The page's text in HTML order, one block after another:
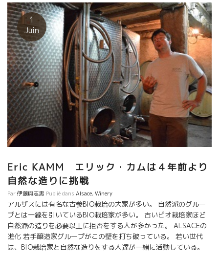
控えめな果実味が細かな泡と素晴らしい調和。 グット冷やし最
高！！ ★Auxerrois Nature オクセロワ・ナチュール 2016
自生酵母のみ、So2添加ゼロ。 砂岩土壌で育ったオクセロワール
品種。 シャルドネの従兄品種といわれている。 酸も比較的に穏や
かで、すべてが優しく飛びぬけたものがない柔らかさを備えてい
る。 繊細な和食にピッタリ。 ★Terre de Volcan テール・ド・ヴ
ォルカン ２０１４ アルザス一体が火山地帯だった頃の火山灰が
固まった土壌。 ピノ・グリ品種 自生酵母のみ、SO2添加ゼロ 樽発
酵、樽熟成１８カ月。 やや燻製香があり、酸とミネラル感がハッ
キリしている。 魚介類の焼き物の合いそう。
1
Juin
Eric KAMM エリック・カムは４年前より
自然な造りに挑戦
Par伊藤與志男 Publié dans Alsace,Winery
アルザスには有名な古参BIO栽培の大家が多い。 自然派のグルー
プとは一線を引いているBIO栽培家が多い。 古いビオ栽培家ほど
自然派の造りを必要以上に拒否をする人が多かった。 ALSACEの
進化 若手醸造家グループがこの壁を打ち破っている。 若い世代
は、BIO栽培家と自然な造りをする人達が一緒に活動している。